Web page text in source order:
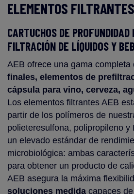
ELEMENTOS FILTRANTES
CARTUCHOS DE
FILTRACIÓN DE LÍQUIDOS Y
AEB ofrece una gama completa
finales, elementos de
cápsula para vino, cerveza,
Los elementos filtrantes AEB
partir de los polímeros de
polieteresulfona, polipropileno y
un elevado estándar de
microbiológica: ambas
para obtener un producto de
AEB asegura la máxima
soluciones medida capaces